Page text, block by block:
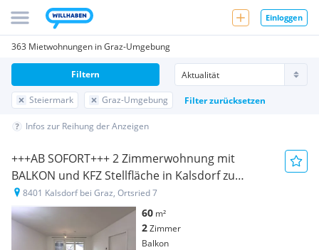
Einloggen
363 Mietwohnungen in Graz-Umgebung
Steiermark Graz-Umgebung Filter zurücksetzen
Filtern
Infos zur Reihung der Anzeigen
+++AB SOFORT+++ 2 Zimmerwohnung mit
BALKON und KFZ Stellfläche in Kalsdorf zu
vermieten!
8401 Kalsdorf bei Graz, Ortsried 7
60 m²
2Zimmer
Balkon